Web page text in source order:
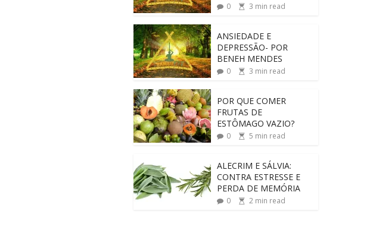
0 3 min read
ANSIEDADE E
DEPRESSÃO- POR
BENEH MENDES
0 3 min read
POR QUE COMER
FRUTAS DE
ESTÔMAGO VAZIO?
0 5 min read
ALECRIM E SÁLVIA:
CONTRA ESTRESSE E
PERDA DE MEMÓRIA
0 2 min read